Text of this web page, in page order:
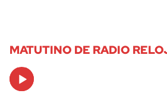
MATUTINO DE RADIO
Audio
Player